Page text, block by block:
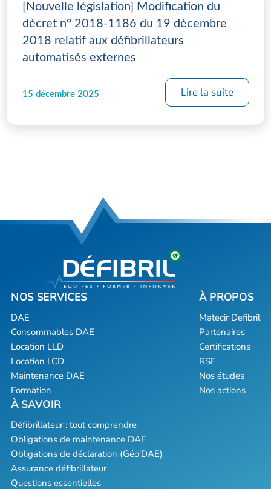
[Nouvelle législation] Modification du
décret n° 2018-1186 du 19 décembre
2018 relatif aux défibrillateurs
automatisés externes
15 décembre 2025 Lire la suite
DAE
Consommables DAE
Location LLD
Location LCD
Maintenance DAE
Formation
Matecir Defibril
Partenaires
Certifications
RSE
Nos études
Nos actions
Défibrillateur : tout comprendre
Obligations de maintenance DAE
Obligations de déclaration (Géo'DAE)
Assurance défibrillateur
Questions essentielles